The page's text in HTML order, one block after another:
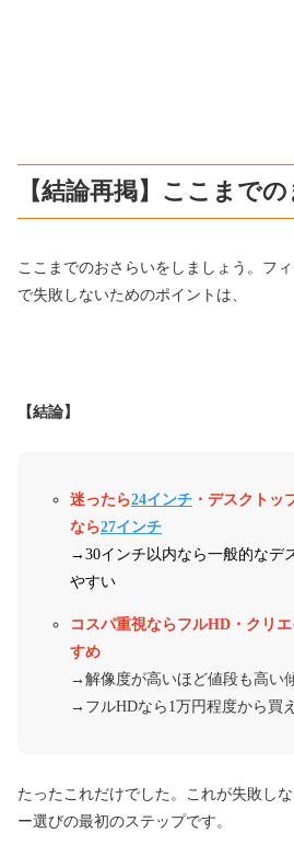
【結論再掲】ここまで
ここまでのおさらいをしましょう。フ
で失敗しないためのポイントは、
【結論】
迷ったら24インチ ・デスクトッ
なら27インチ
→30インチ以内なら一般的なデ
やすい
コスパ重視ならフルHD・クリ
すめ
→解像度が高いほど値段も高い
→フルHDなら1万円程度から買
たったこれだけでした。これが失敗し
ー選びの最初のステップです。